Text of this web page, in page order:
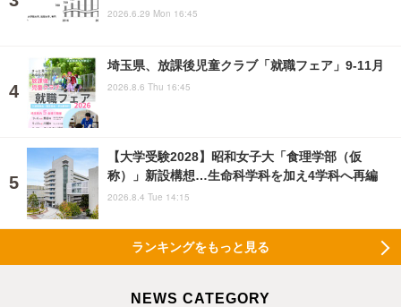
2026.6.29 Mon 16:45
埼玉県、放課後児童クラブ「就職フェア」9-11月
2026.8.6 Thu 16:45
【大学受験2028】昭和女子大「食理学部（仮
称）」新設構想…生命科学科を加え4学科へ再編
2026.8.4 Tue 14:15
ランキングをもっと見る
NEWS CATEGORY